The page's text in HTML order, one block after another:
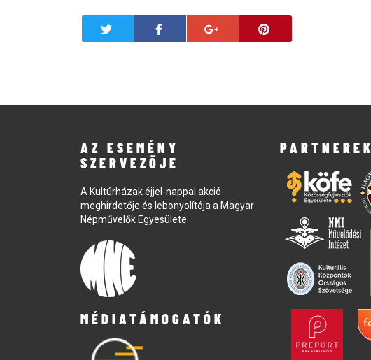
AZ ESEMÉNY
SZERVEZŐJE
A Kultúrházak éjjel-nappal akció
meghirdetője és lebonyolítója a Magyar
Népművelők Egyesülete.
MÉDIATÁMOGATÓK
PARTNEREK